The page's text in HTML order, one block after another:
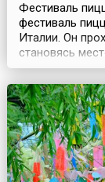
Фестиваль
фестиваль
Италии. Он
становясь
известного
событие
несколько
свеже...